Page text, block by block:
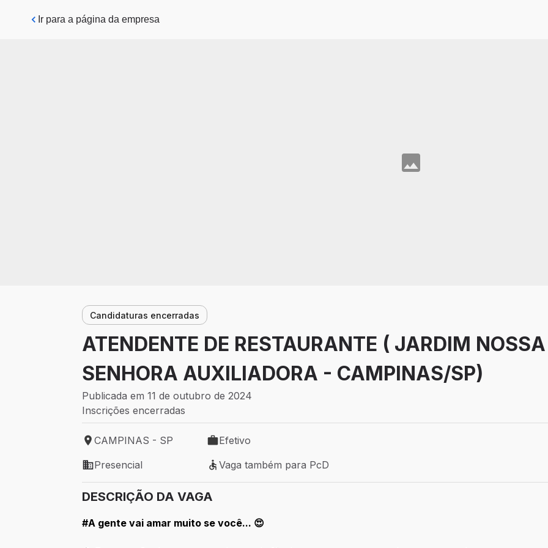
Pular para o conteúdo principal
Ir para a página da empresa
Candidaturas encerradas
ATENDENTE DE RESTAURANTE ( JARDIM NOSSA
SENHORA AUXILIADORA - CAMPINAS/SP)
Publicada em 11 de outubro de 2024
Inscrições encerradas
Local de trabalho: CAMPINAS - SP
CAMPINAS - SP
Tipo de vaga: Efetivo
Efetivo
Modelo de trabalho: Presencial
Presencial
Vaga também para PcD
Vaga também para PcD
DESCRIÇÃO DA VAGA
#A gente vai amar muito se você... 😍